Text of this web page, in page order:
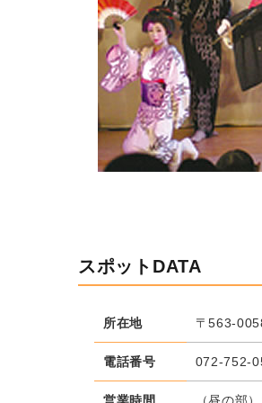
スポットDATA
所在地 〒563-
電話番号 072-752-
営業時間 （昼の部